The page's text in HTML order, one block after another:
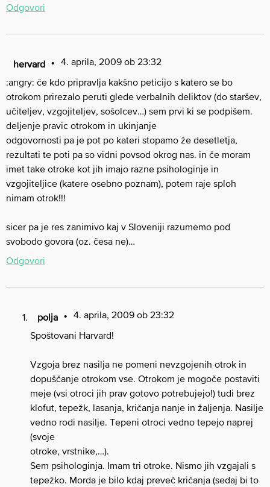
Odgovori
hervard
4. aprila, 2009 ob 23:32
:angry: če kdo pripravlja kakšno peticijo s katero se bo
otrokom prirezalo peruti glede verbalnih deliktov (do staršev,
učiteljev, vzgojiteljev, sošolcev…) sem prvi ki se podpišem.
deljenje pravic otrokom in ukinjanje
odgovornosti pa je pot po kateri stopamo že desetletja,
rezultati te poti pa so vidni povsod okrog nas. in če moram
imet take otroke kot jih imajo razne psihologinje in
vzgojiteljice (katere osebno poznam), potem raje sploh
nimam otrok!!!
sicer pa je res zanimivo kaj v Sloveniji razumemo pod
svobodo govora (oz. česa ne)…
Odgovori
polja
4. aprila, 2009 ob 23:32
Spoštovani Harvard!
Vzgoja brez nasilja ne pomeni nevzgojenih otrok in
dopuščanje otrokom vse. Otrokom je mogoče postaviti
meje (vsi otroci jih prav gotovo potrebujejo!) tudi brez
klofut, tepežk, lasanja, kričanja nanje in žaljenja. Nasilje
vedno rodi nasilje. Tepeni otroci vedno tepejo naprej
(svoje
otroke, vrstnike,…).
Sem psihologinja. Imam tri otroke. Nismo jih vzgajali s
tepežko. Morda je bilo kdaj preveč kričanja (sedaj bi to